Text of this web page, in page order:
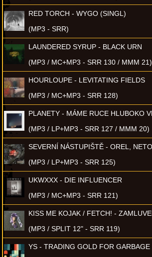
RED TORCH - WYGO (SINGL)
(MP3 - SRR)
LAUNDERED SYRUP - BLACK URN
(MP3 / MC+MP3 - SRR 130 / MMM 21)
HOURLOUPE - LEVITATING FIELDS
(MP3 / MC+MP3 - SRR 128)
PLANETY - MÁME RUCE HLUBOKO
(MP3 / LP+MP3 - SRR 127 / MMM 20)
SEVERNÍ NÁSTUPIŠTĚ - OREL,
(MP3 / LP+MP3 - SRR 125)
UKWXXX - DIE INFLUENCER
(MP3 / MC+MP3 - SRR 121)
KISS ME KOJAK / FETCH! -
(MP3 / SPLIT 12" - SRR 119)
YS - TRADING GOLD FOR GARBAGE